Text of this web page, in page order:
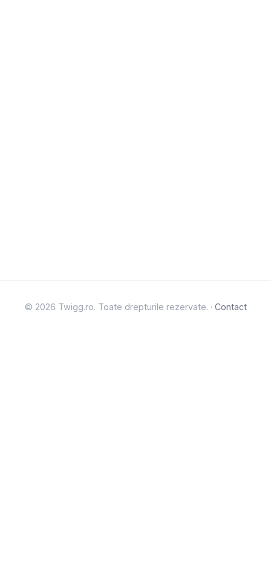
© 2026 Twigg.ro. Toate drepturile rezervate. · Contact